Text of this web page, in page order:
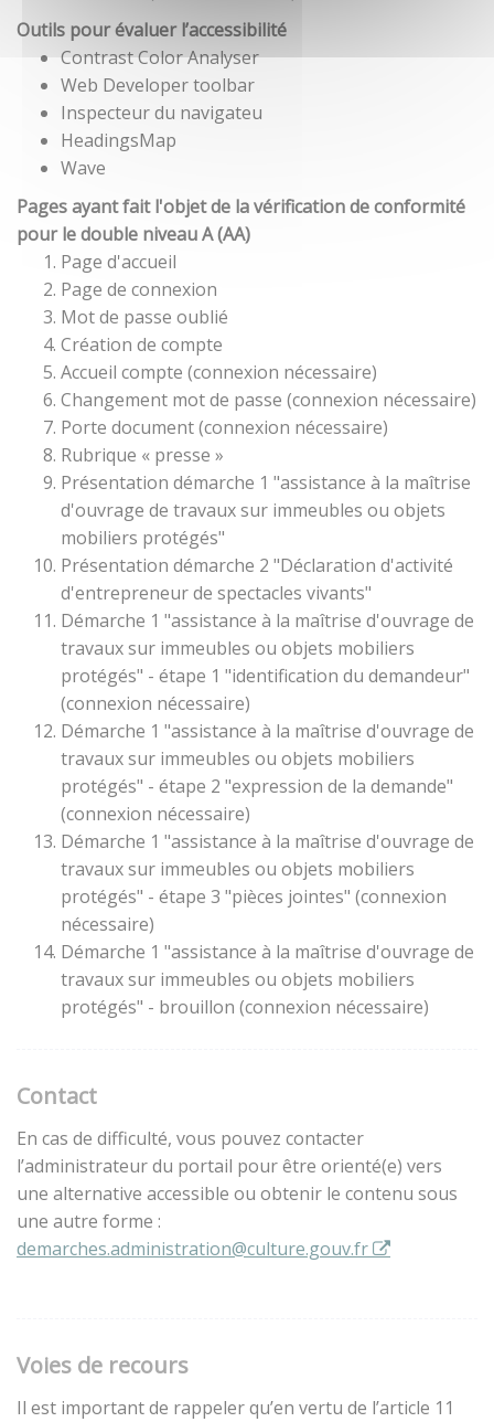
Outils pour évaluer l’accessibilité
Contrast Color Analyser
Web Developer toolbar
Inspecteur du navigateu
HeadingsMap
Wave
Pages ayant fait l'objet de la vérification de conformité
pour le double niveau A (AA)
Page d'accueil
Page de connexion
Mot de passe oublié
Création de compte
Accueil compte (connexion nécessaire)
Changement mot de passe (connexion nécessaire)
Porte document (connexion nécessaire)
Rubrique « presse »
Présentation démarche 1 "assistance à la maîtrise
d'ouvrage de travaux sur immeubles ou objets
mobiliers protégés"
Présentation démarche 2 "Déclaration d'activité
d'entrepreneur de spectacles vivants"
Démarche 1 "assistance à la maîtrise d'ouvrage de
travaux sur immeubles ou objets mobiliers
protégés" - étape 1 "identification du demandeur"
(connexion nécessaire)
Démarche 1 "assistance à la maîtrise d'ouvrage de
travaux sur immeubles ou objets mobiliers
protégés" - étape 2 "expression de la demande"
(connexion nécessaire)
Démarche 1 "assistance à la maîtrise d'ouvrage de
travaux sur immeubles ou objets mobiliers
protégés" - étape 3 "pièces jointes" (connexion
nécessaire)
Démarche 1 "assistance à la maîtrise d'ouvrage de
travaux sur immeubles ou objets mobiliers
protégés" - brouillon (connexion nécessaire)
Contact
En cas de difficulté, vous pouvez contacter
l’administrateur du portail pour être orienté(e) vers
une alternative accessible ou obtenir le contenu sous
une autre forme :
demarches.administration@culture.gouv.fr
Voies de recours
Il est important de rappeler qu’en vertu de l’article 11